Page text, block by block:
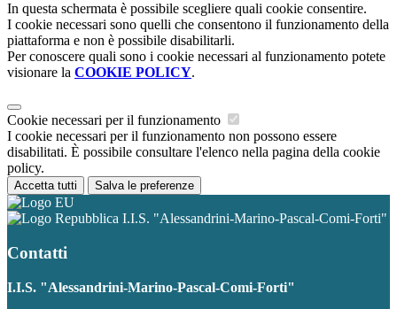
In questa schermata è possibile scegliere quali cookie consentire.
I cookie necessari sono quelli che consentono il funzionamento della
piattaforma e non è possibile disabilitarli.
Per conoscere quali sono i cookie necessari al funzionamento potete
visionare la COOKIE POLICY.
Cookie necessari per il funzionamento
I cookie necessari per il funzionamento non possono essere
disabilitati. È possibile consultare l'elenco nella pagina della cookie
policy.
Accetta tutti Salva le preferenze
I.I.S. "Alessandrini-Marino-Pascal-Comi-Forti"
Contatti
I.I.S. "Alessandrini-Marino-Pascal-Comi-Forti"